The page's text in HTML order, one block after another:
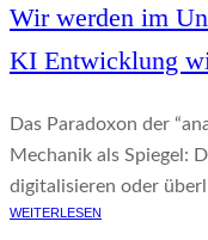
Wir werden im
KI Entwicklung
Das Paradoxon der
Mechanik als Spiegel:
digitalisieren oder
WEITERLESEN